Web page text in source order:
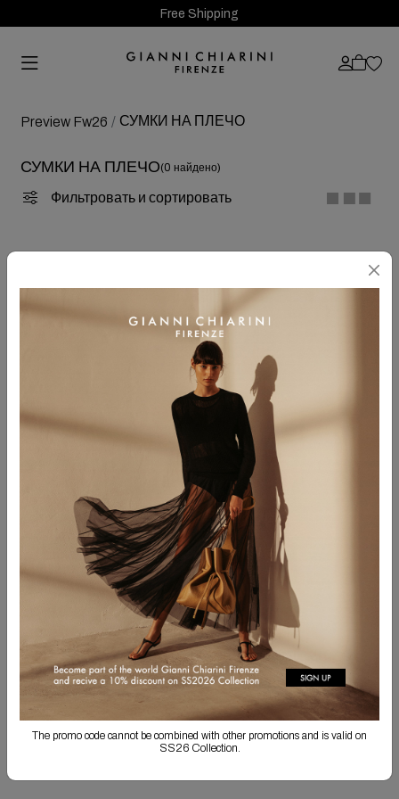
Free Shipping
Preview Fw26 СУМКИ НА ПЛЕЧО
СУМКИ НА ПЛЕЧО(0 найдено)
Фильтровать и сортировать
Извините
... в данный момент выбранных статей нет!<\n
Если вы выполняли поиск на сайте, попробуйте
воспользоваться следующими советами и выполните поиск
заново:<\n
Убедитесь, что все слова написаны правильно
Попробуйте использовать другие слова
Попробуйте использовать более общие слова
ПОДПИШИТЕСЬ НА РАССЫЛКУ
Подпишитесь на рассылку, чтобы получать информацию о
коллекциях и эксклюзивные новости.
ПОДПИСАТЬСЯ
Отправляя эту форму, я подтверждаю, что ознакомился с
конфиденциальностив отношении обработки моих данных, и даю согласие на их
обработку в указанных целях.
The promo code cannot be combined with other promotions and is valid on
SS26 Collection.